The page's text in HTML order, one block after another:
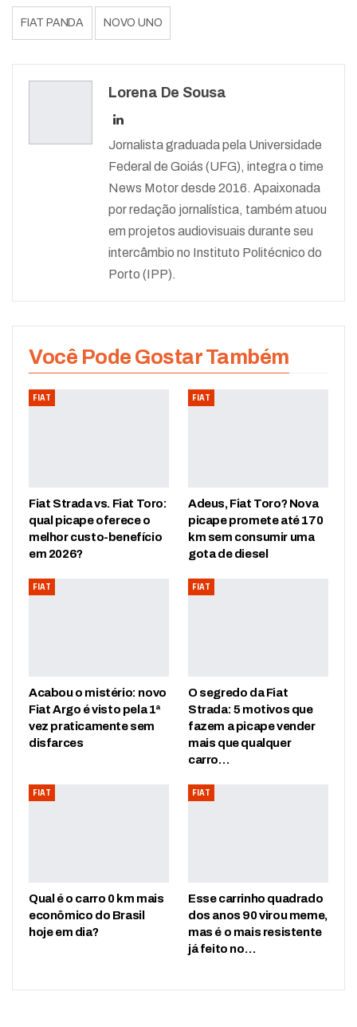
FIAT PANDA NOVO UNO
Lorena De Sousa
Jornalista graduada pela Universidade
Federal de Goiás (UFG), integra o time
News Motor desde 2016. Apaixonada
por redação jornalística, também atuou
em projetos audiovisuais durante seu
intercâmbio no Instituto Politécnico do
Porto (IPP).
Você Pode Gostar Também
FIAT
Fiat Strada vs. Fiat Toro:
qual picape oferece o
melhor custo-benefício
em 2026?
FIAT
Adeus, Fiat Toro? Nova
picape promete até 170
km sem consumir uma
gota de diesel
FIAT
Acabou o mistério: novo
Fiat Argo é visto pela 1ª
vez praticamente sem
disfarces
FIAT
O segredo da Fiat
Strada: 5 motivos que
fazem a picape vender
mais que qualquer
carro…
FIAT
Qual é o carro 0 km mais
econômico do Brasil
hoje em dia?
FIAT
Esse carrinho quadrado
dos anos 90 virou meme,
mas é o mais resistente
já feito no…